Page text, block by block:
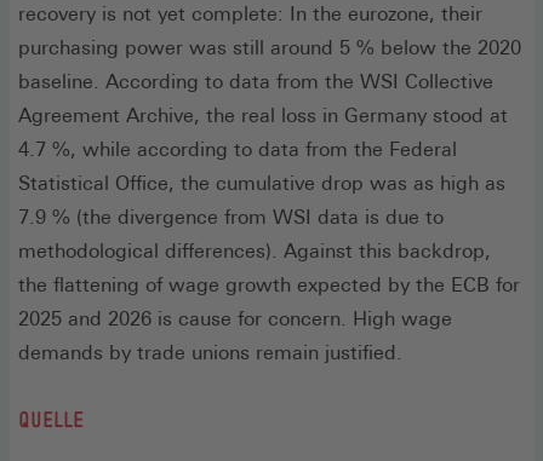
recovery is not yet complete: In the eurozone, their
purchasing power was still around 5 % below the 2020
baseline. According to data from the WSI Collective
Agreement Archive, the real loss in Germany stood at
4.7 %, while according to data from the Federal
Statistical Office, the cumulative drop was as high as
7.9 % (the divergence from WSI data is due to
methodological differences). Against this backdrop,
the flattening of wage growth expected by the ECB for
2025 and 2026 is cause for concern. High wage
demands by trade unions remain justified.
QUELLE